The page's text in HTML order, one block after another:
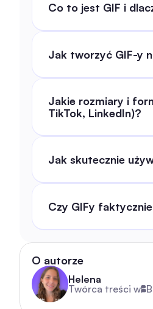
Co to jest GIF i
Jak tworzyć GIF-y
Jakie rozmiary i
TikTok, LinkedIn)?
Jak skutecznie
Czy GIFy
O autorze
Helena
Twórca treści w